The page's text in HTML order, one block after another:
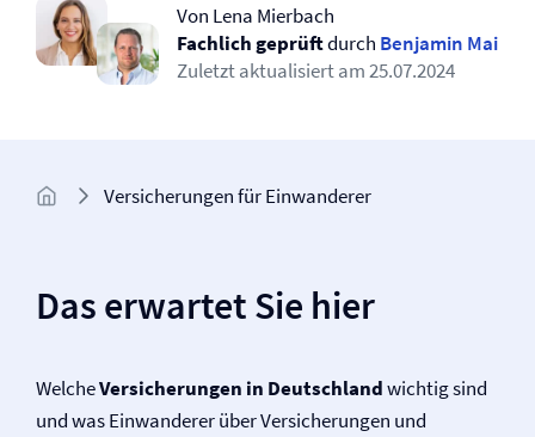
Von Lena Mierbach
Fachlich geprüftdurch Benjamin Mai
Zuletzt aktualisiert am25.07.2024
Versicherungen für Einwanderer
Das erwartet Sie hier
WelcheVersicherungen in Deutschlandwichtig sind
und was Einwanderer über Versicherungen und